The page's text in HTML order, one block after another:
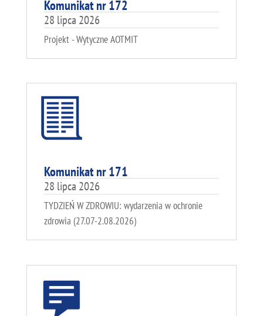
Komunikat nr 172
28 lipca 2026
Projekt - Wytyczne AOTMIT
Komunikat nr 171
28 lipca 2026
TYDZIEŃ W ZDROWIU: wydarzenia w ochronie
zdrowia (27.07-2.08.2026)